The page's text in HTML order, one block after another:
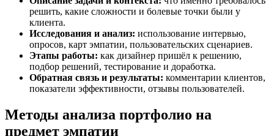
решить, какие сложности и болевые точки были у
клиента.
Исследования и анализ: использование интервью,
опросов, карт эмпатии, пользовательских сценариев.
Этапы работы: как дизайнер пришёл к решению,
подбор решений, тестирование и доработка.
Обратная связь и результаты: комментарии клиентов,
показатели эффективности, отзывы пользователей.
Методы анализа портфолио на
предмет эмпатии